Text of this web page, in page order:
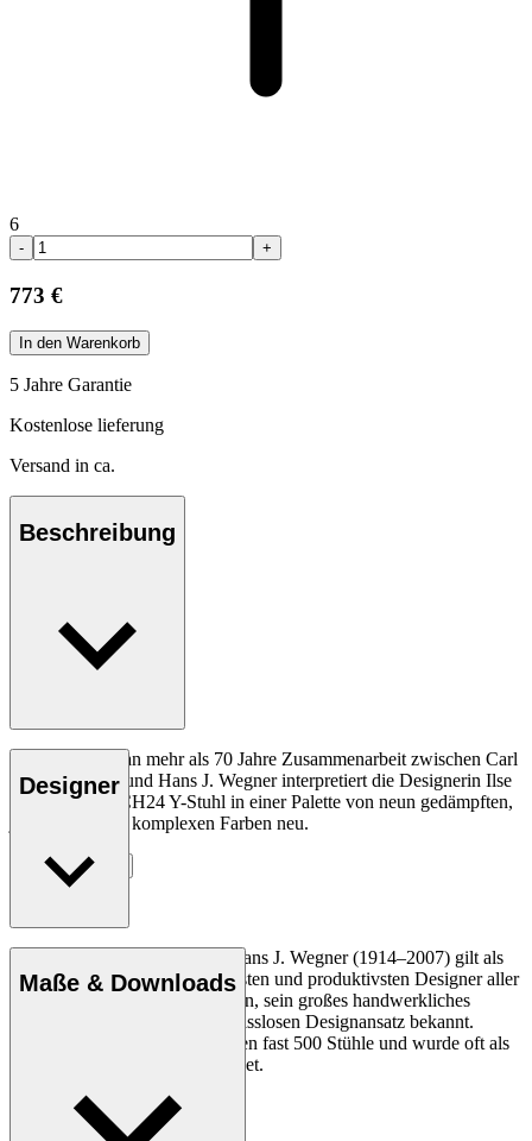
6
- +
773 €
In den Warenkorb
5 Jahre Garantie
Kostenlose lieferung
Versand in ca.
Beschreibung
Als Hommage an mehr als 70 Jahre Zusammenarbeit zwischen Carl
Hansen & Søn und Hans J. Wegner interpretiert die Designerin Ilse
Crawford den CH24 Y-Stuhl in einer Palette von neun gedämpften,
jedoch zugleich komplexen Farben neu.
Entdecke mehr
Designer
Der dänische Möbeldesigner Hans J. Wegner (1914–2007) gilt als
einer der kreativsten, innovativsten und produktivsten Designer aller
Zeiten und ist für seine Präzision, sein großes handwerkliches
Geschick und seinen kompromisslosen Designansatz bekannt.
Wegner entwarf in seinem Leben fast 500 Stühle und wurde oft als
der Meister des Stuhls bezeichnet.
Profil Hans J. Wegner
Maße & Downloads